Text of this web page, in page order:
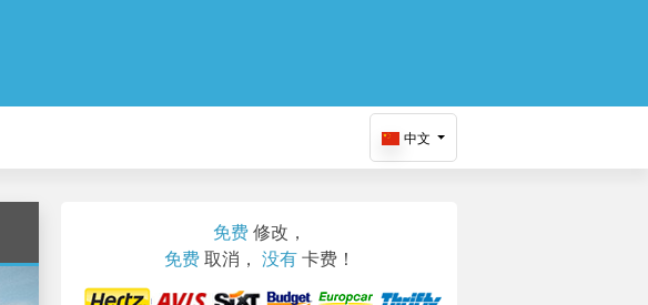
中文
免费 修改，
免费 取消， 没有 卡费！